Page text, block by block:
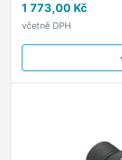
1 773,00 Kč
včetně DPH